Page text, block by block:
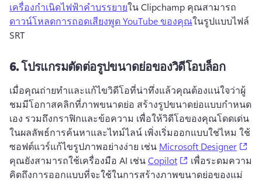
เครื่องกําเนิดไฟฟ้าคําบรรยายใน Clipchamp คุณสามารถ
ดาวน์โหลดการถอดเสียงพูด YouTube ของคุณในรูปแบบไฟล์
SRT
6.โปรแกรมตัดต่อรูปขนาดย่อของวิดีโอบล็อก
เมื่อคุณถ่ายทําและแก้ไขวิดีโอที่น่าทึ่งแล้วคุณต้องแน่ใจว่าผู้
ชมมีโอกาสคลิกที่ภาพขนาดย่อ สร้างรูปขนาดย่อแบบกำหนด
เอง รวมถึงกราฟิกและข้อความ เพื่อให้วิดีโอของคุณโดดเด่น
ในผลลัพธ์การค้นหาและไทม์ไลน์ เพิ่งเริ่มออกแบบใช่ไหม ใช้
ซอฟต์แวร์แก้ไขรูปภาพอย่างง่าย เช่น Microsoft Designer
คุณยังสามารถใช้เครื่องมือ AI เช่น Copilot (opens in a new
เพื่อระดมความ
คิดถึงการออกแบบที่จะใช้ในการสร้างภาพขนาดย่อของแม่